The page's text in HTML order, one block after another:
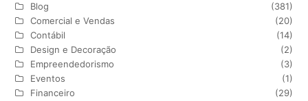
Blog
(381)
Comercial e Vendas
(20)
Contábil
(14)
Design e Decoração
(2)
Empreendedorismo
(3)
Eventos
(1)
Financeiro
(29)